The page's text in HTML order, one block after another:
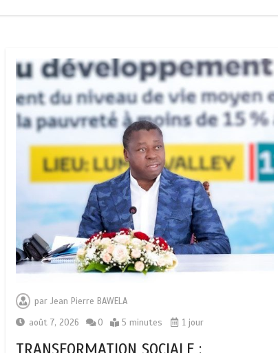
par Jean Pierre BAWELA
août 7, 2026
0 5 minutes 1 jour
TRANSFORMATION SOCIALE :